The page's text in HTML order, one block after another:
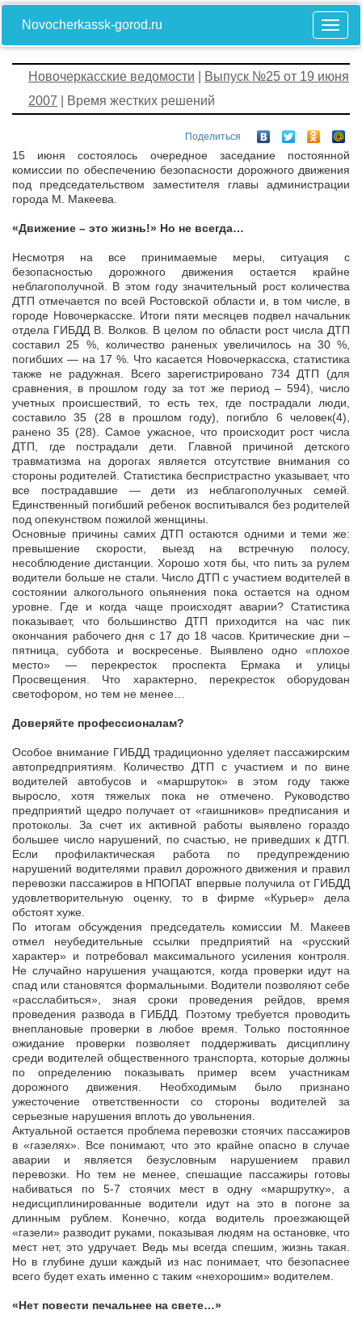
Novocherkassk-gorod.ru
Новочеркасские ведомости
Выпуск №25 от 19 июня
2007 | Время жестких решений
Поделиться
15 июня состоялось очередное заседание постоянной
комиссии по обеспечению безопасности дорожного движения
под председательством заместителя главы администрации
города М. Макеева.
«Движение – это жизнь!» Но не всегда…
Несмотря на все принимаемые меры, ситуация с
безопасностью дорожного движения остается крайне
неблагополучной. В этом году значительный рост количества
ДТП отмечается по всей Ростовской области и, в том числе, в
городе Новочеркасске. Итоги пяти месяцев подвел начальник
отдела ГИБДД В. Волков. В целом по области рост числа ДТП
составил 25 %, количество раненых увеличилось на 30 %,
погибших — на 17 %. Что касается Новочеркасска, статистика
также не радужная. Всего зарегистрировано 734 ДТП (для
сравнения, в прошлом году за тот же период – 594), число
учетных происшествий, то есть тех, где пострадали люди,
составило 35 (28 в прошлом году), погибло 6 человек(4),
ранено 35 (28). Самое ужасное, что происходит рост числа
ДТП, где пострадали дети. Главной причиной детского
травматизма на дорогах является отсутствие внимания со
стороны родителей. Статистика беспристрастно указывает, что
все пострадавшие — дети из неблагополучных семей.
Единственный погибший ребенок воспитывался без родителей
под опекунством пожилой женщины.
Основные причины самих ДТП остаются одними и теми же:
превышение скорости, выезд на встречную полосу,
несоблюдение дистанции. Хорошо хотя бы, что пить за рулем
водители больше не стали. Число ДТП с участием водителей в
состоянии алкогольного опьянения пока остается на одном
уровне. Где и когда чаще происходят аварии? Статистика
показывает, что большинство ДТП приходится на час пик
окончания рабочего дня с 17 до 18 часов. Критические дни –
пятница, суббота и воскресенье. Выявлено одно «плохое
место» — перекресток проспекта Ермака и улицы
Просвещения. Что характерно, перекресток оборудован
светофором, но тем не менее…
Доверяйте профессионалам?
Особое внимание ГИБДД традиционно уделяет пассажирским
автопредприятиям. Количество ДТП с участием и по вине
водителей автобусов и «маршруток» в этом году также
выросло, хотя тяжелых пока не отмечено. Руководство
предприятий щедро получает от «гаишников» предписания и
протоколы. За счет их активной работы выявлено гораздо
большее число нарушений, по счастью, не приведших к ДТП.
Если профилактическая работа по предупреждению
нарушений водителями правил дорожного движения и правил
перевозки пассажиров в НПОПАТ впервые получила от ГИБДД
удовлетворительную оценку, то в фирме «Курьер» дела
обстоят хуже.
По итогам обсуждения председатель комиссии М. Макеев
отмел неубедительные ссылки предприятий на «русский
характер» и потребовал максимального усиления контроля.
Не случайно нарушения учащаются, когда проверки идут на
спад или становятся формальными. Водители позволяют себе
«расслабиться», зная сроки проведения рейдов, время
проведения развода в ГИБДД. Поэтому требуется проводить
внеплановые проверки в любое время. Только постоянное
ожидание проверки позволяет поддерживать дисциплину
среди водителей общественного транспорта, которые должны
по определению показывать пример всем участникам
дорожного движения. Необходимым было признано
ужесточение ответственности со стороны водителей за
серьезные нарушения вплоть до увольнения.
Актуальной остается проблема перевозки стоячих пассажиров
в «газелях». Все понимают, что это крайне опасно в случае
аварии и является безусловным нарушением правил
перевозки. Но тем не менее, спешащие пассажиры готовы
набиваться по 5-7 стоячих мест в одну «маршрутку», а
недисциплинированные водители идут на это в погоне за
длинным рублем. Конечно, когда водитель проезжающей
«газели» разводит руками, показывая людям на остановке, что
мест нет, это удручает. Ведь мы всегда спешим, жизнь такая.
Но в глубине души каждый из нас понимает, что безопаснее
всего будет ехать именно с таким «нехорошим» водителем.
«Нет повести печальнее на свете…»